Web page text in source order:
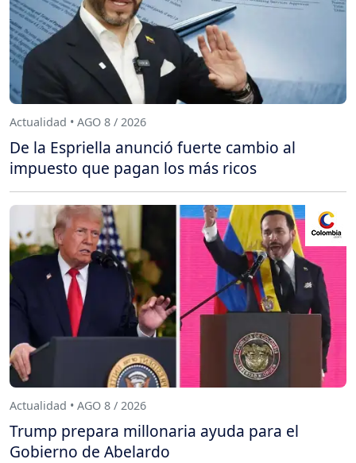
Actualidad • AGO 8 / 2026
De la Espriella anunció fuerte cambio al
impuesto que pagan los más ricos
Actualidad • AGO 8 / 2026
Trump prepara millonaria ayuda para el
Gobierno de Abelardo